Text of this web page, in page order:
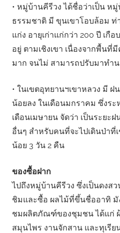
• หมู่บ้านคีรีวง ได้ชื่อว่าเป็น ห
ธรรมชาติ มี ขุนเขาโอบล้อม ท่
แก่ง อายุเก่าแก่กว่า 200 ปี เกื
อยู่ ตามเชิงเขา เนื่องจากพื้น
มาก จนไม่ สามารถปรับมาทํา
• ในเขตอุทยานฯเขาหลวง มี ฝ
น้อยลง ในเดือนมกราคม ซึ่งร
เดือนเมษายน จัดว่า เป็นระยะ
อื่นๆ สําหรับคนที่จะไปเดินป่าที่
น้อย 3 วัน 2 คืน
ของซื้อฝาก
ไปถึงหมู่บ้านคีรีวง ซึ่งเป็นดงส
ชิมและซื้อ ผลไม้ที่ขึ้นชื่ออาทิ มั
ชมผลิตภัณฑ์ของชุมชน ได้แก่
สมุนไพร งานจักสาน และทุเรี